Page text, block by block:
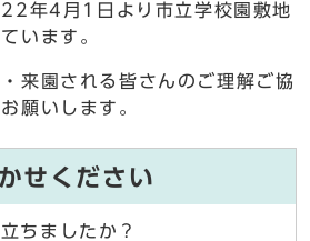
年4月1日より市立学校園敷地
います。
来園される皆さんのご理解ご協
願いします。
せください
ちましたか？